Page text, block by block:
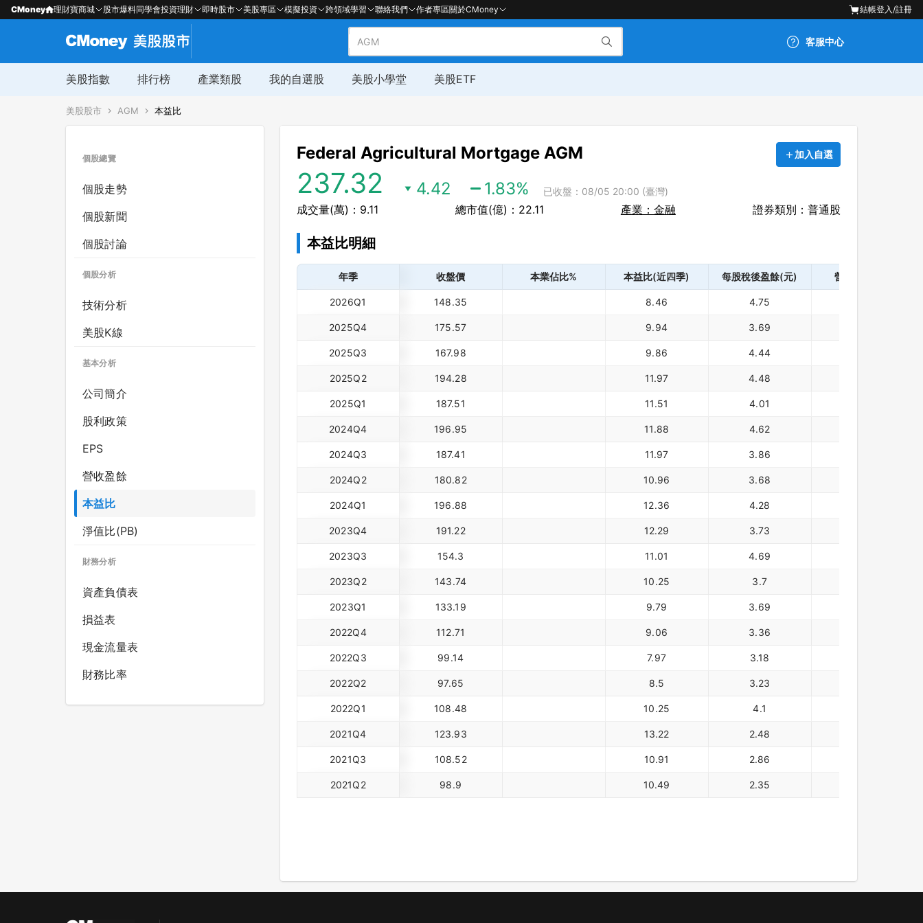
CMoney 理財寶商城 股市爆料同學會投資理財 即時股市 美股專區 模擬投資 跨領域學習 聯絡我們 作者專區關於CMoney 結帳登入/註冊
客服中心
美股指數 排行榜 產業類股 我的自選股 美股小學堂 美股ETF
美股股市 AGM 本益比
個股總覽
個股走勢
個股新聞
個股討論
個股分析
技術分析
美股K線
基本分析
公司簡介
股利政策
EPS
營收盈餘
本益比
淨值比(PB)
財務分析
資產負債表
損益表
現金流量表
財務比率
Federal Agricultural Mortgage AGM 加入自選
237.32 4.42 1.83% 已收盤：08/05 20:00 (臺灣)
成交量(萬)：9.11 總市值(億)：22.11 產業：金融 證券類別：普通股
本益比明細
年季 收盤價 本業佔比% 本益比(近四季) 每股稅後盈餘(元) 營業利益(千)
2026Q1 148.35 8.46 4.75
2025Q4 175.57 9.94 3.69
2025Q3 167.98 9.86 4.44
2025Q2 194.28 11.97 4.48
2025Q1 187.51 11.51 4.01
2024Q4 196.95 11.88 4.62
2024Q3 187.41 11.97 3.86
2024Q2 180.82 10.96 3.68
2024Q1 196.88 12.36 4.28
2023Q4 191.22 12.29 3.73
2023Q3 154.3 11.01 4.69
2023Q2 143.74 10.25 3.7
2023Q1 133.19 9.79 3.69
2022Q4 112.71 9.06 3.36
2022Q3 99.14 7.97 3.18
2022Q2 97.65 8.5 3.23
2022Q1 108.48 10.25 4.1
2021Q4 123.93 13.22 2.48
2021Q3 108.52 10.91 2.86
2021Q2 98.9 10.49 2.35